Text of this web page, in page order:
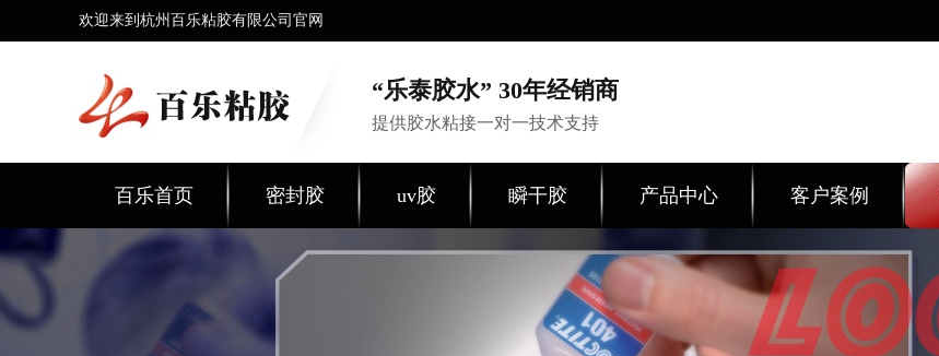
欢迎来到杭州百乐粘胶有限公司官网
“乐泰胶水” 30年经销商
提供胶水粘接一对一技术支持
百乐首页 密封胶 uv胶 瞬干胶 产品中心 客户案例